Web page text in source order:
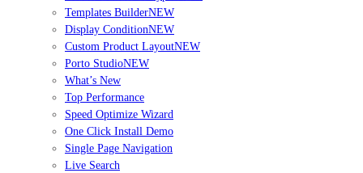
Templates BuilderNEW
Display ConditionNEW
Custom Product LayoutNEW
Porto StudioNEW
What’s New
Top Performance
Speed Optimize Wizard
One Click Install Demo
Single Page Navigation
Live Search